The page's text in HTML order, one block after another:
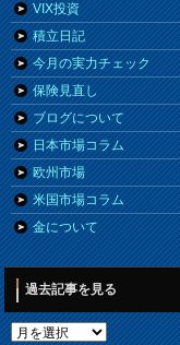
VIX投資
積立日記
今月の実力チェック
保険見直し
ブログについて
日本市場コラム
欧州市場
米国市場コラム
金について
過去記事を見る